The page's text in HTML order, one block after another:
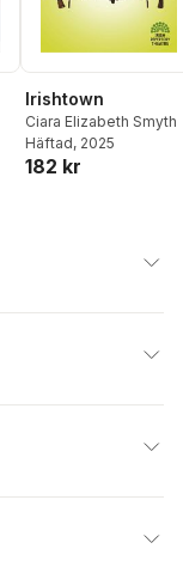
Irishtown
Ciara Elizabeth Smyth
Häftad, 2025
182 kr